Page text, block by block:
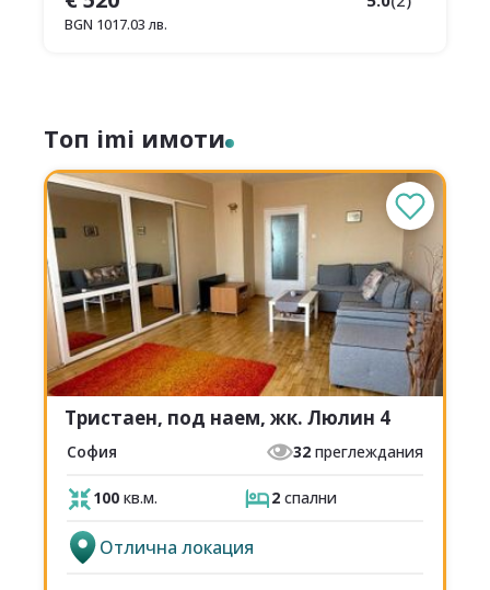
BGN 1017.03 лв.
Топ imi имоти
Тристаен, под наем, жк. Люлин 4
София 32 преглеждания
100 кв.м. 2 спални
Отлична локация